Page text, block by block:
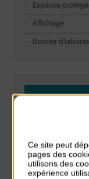
Espaces
Affichage
Dossier
A LIRE AUSSI
Évolution du
ASA «
Ce site peut
pages des
utilisons des
expérience